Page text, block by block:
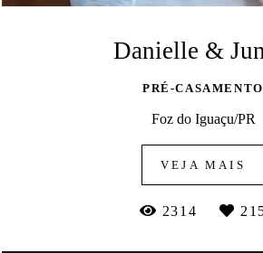
Danielle &
PRÉ-CASAMENTO
Foz do Iguaçu/PR
VEJA MAIS
2314